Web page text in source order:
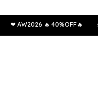
❤ AW2026 🔥 40%OFF🔥 ⚡6